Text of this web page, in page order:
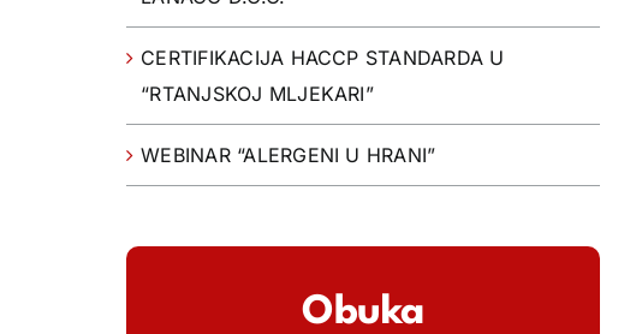
CERTIFIKACIJA HACCP STANDARDA U
“RTANJSKOJ MLJEKARI”
WEBINAR “ALERGENI U HRANI”
Obuka